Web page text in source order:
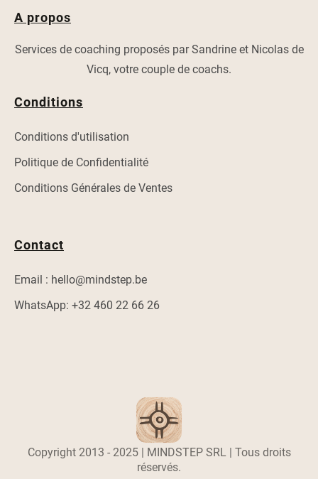
A propos
Services de coaching proposés par Sandrine et Nicolas de
Vicq, votre couple de coachs.
Conditions
Conditions d'utilisation
Politique de Confidentialité
Conditions Générales de Ventes
Contact
Email : hello@mindstep.be
WhatsApp: +32 460 22 66 26
Copyright 2013 - 2025 | MINDSTEP SRL | Tous droits
réservés.